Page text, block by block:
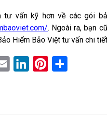
tư vấn kỹ hơn về các gói
. Ngoài ra, bạn
Hiểm Bảo Việt tư vấn chi
EmailLinkedIn
Pinterest